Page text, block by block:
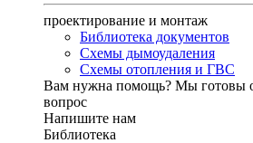
проектирование и монтаж
Библиотека документов
Схемы дымоудаления
Схемы отопления и ГВС
Вам нужна помощь? Мы готовы
вопрос
Напишите нам
Библиотека